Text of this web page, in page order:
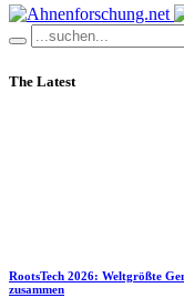
The Latest
RootsTech 2026: Weltgrößte
zusammen